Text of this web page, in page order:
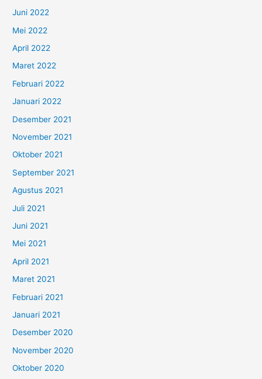
Juni 2022
Mei 2022
April 2022
Maret 2022
Februari 2022
Januari 2022
Desember 2021
November 2021
Oktober 2021
September 2021
Agustus 2021
Juli 2021
Juni 2021
Mei 2021
April 2021
Maret 2021
Februari 2021
Januari 2021
Desember 2020
November 2020
Oktober 2020